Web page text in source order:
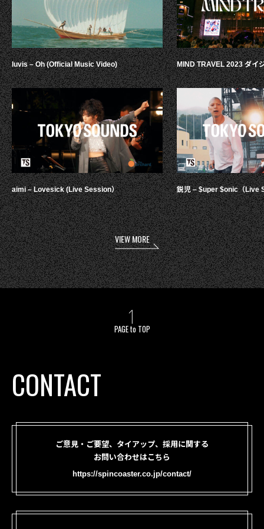
luvis – Oh (Official Music Video)
aimi – Lovesick (Live Session）
MIND TRAVEL 2023 ダイ
鋭児 – $uper $onic（Live
VIEW MORE
PAGE to TOP
CONTACT
ご意見・ご要望、タイアップ、採用に関する
お問い合わせはこちら
https://spincoaster.co.jp/contact/